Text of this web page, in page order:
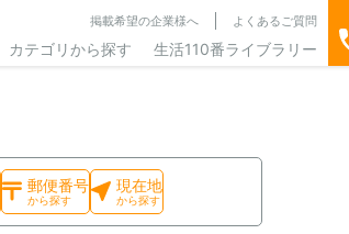
掲載希望の企業様へ よくあるご質問
カテゴリから探す 生活110番ライブラリー
郵便番号
から探す
現在地
から探す